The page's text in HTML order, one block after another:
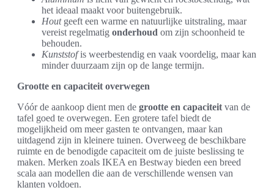
het ideaal maakt voor buitengebruik.
Houtgeeft een warme en natuurlijke uitstraling, maar
vereist regelmatig onderhoud om zijn schoonheid te
behouden.
Kunststofis weerbestendig en vaak voordelig, maar kan
minder duurzaam zijn op de lange termijn.
Grootte en capaciteit overwegen
Vóór de aankoop dient men de grootte en capaciteit van de
tafel goed te overwegen. Een grotere tafel biedt de
mogelijkheid om meer gasten te ontvangen, maar kan
uitdagend zijn in kleinere tuinen. Overweeg de beschikbare
ruimte en de benodigde capaciteit om de juiste beslissing te
maken. Merken zoals IKEA en Bestway bieden een breed
scala aan modellen die aan de verschillende wensen van
klanten voldoen.